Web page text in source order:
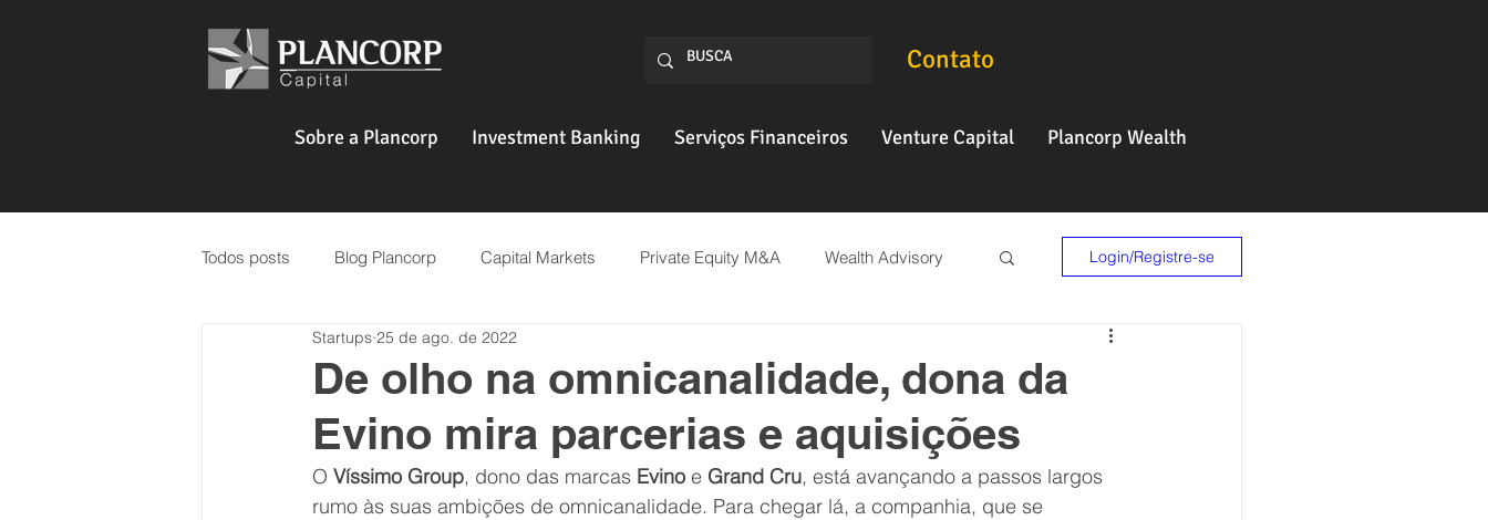
Contato
Sobre a Plancorp Investment Banking Serviços Financeiros Venture Capital Plancorp Wealth
Todos posts Blog Plancorp Capital Markets Private Equity M&A Wealth Advisory
Venture Capital Real Estate
Login/Registre-se
De olho na omnicanalidade, dona da
Evino mira parcerias e aquisições
Startups 25 de ago. de 2022
O Víssimo Group, dono das marcas Evino e Grand Cru, está avançando a passos largos
rumo às suas ambições de omnicanalidade. Para chegar lá, a companhia, que se